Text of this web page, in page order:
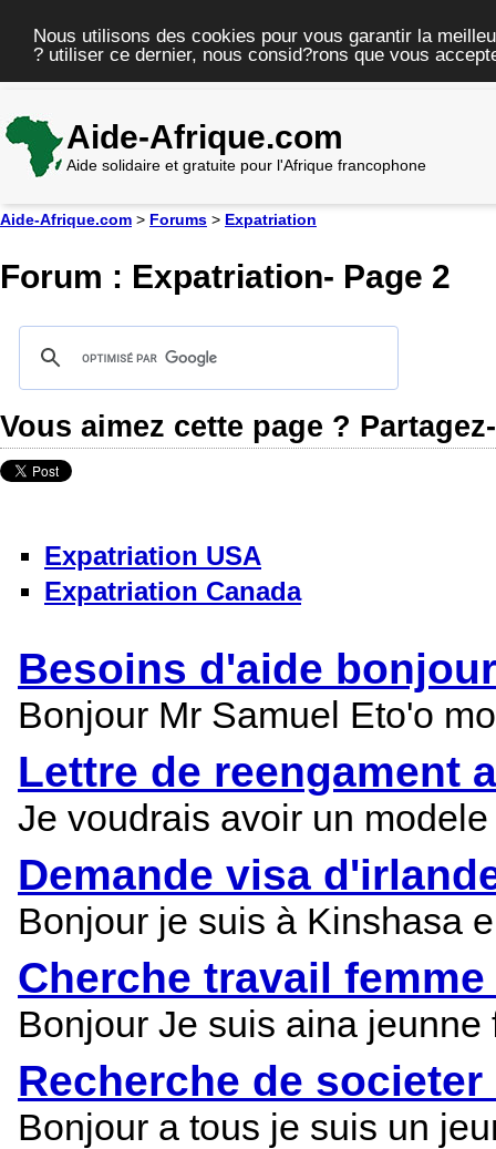
Nous utilisons des cookies pour vous garantir la
? utiliser ce dernier, nous consid?rons que vous
Aide-Afrique.com
Aide solidaire et gratuite pour l'Afrique francophone
Aide-Afrique.com > Forums > Expatriation
Forum : Expatriation- Page 2
Vous aimez cette page ?
Expatriation USA
Expatriation Canada
Besoins d'aide
Bonjour Mr Samuel Eto'o
Lettre de reengament
Je voudrais avoir un
Demande visa
Bonjour je suis à Kinshasa
Cherche travail
Bonjour Je suis aina
Recherche de
Bonjour a tous je suis un